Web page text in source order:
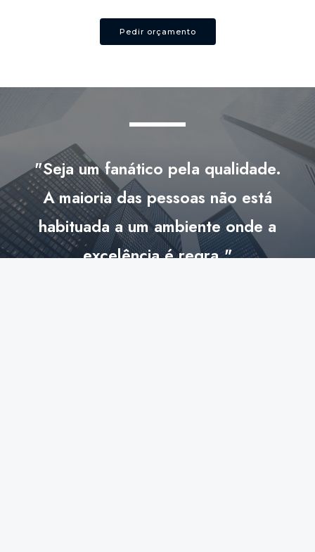
Pedir orçamento
"Seja um fanático pela qualidade.
A maioria das pessoas não está
habituada a um ambiente onde a
excelência é regra."